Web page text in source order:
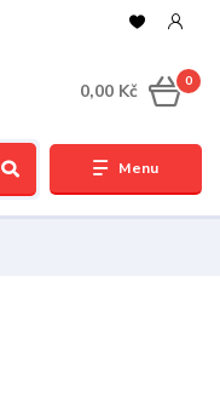
Menu
0
0,00 Kč